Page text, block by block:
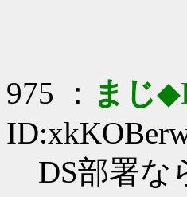
975 ： まじ
DS部署